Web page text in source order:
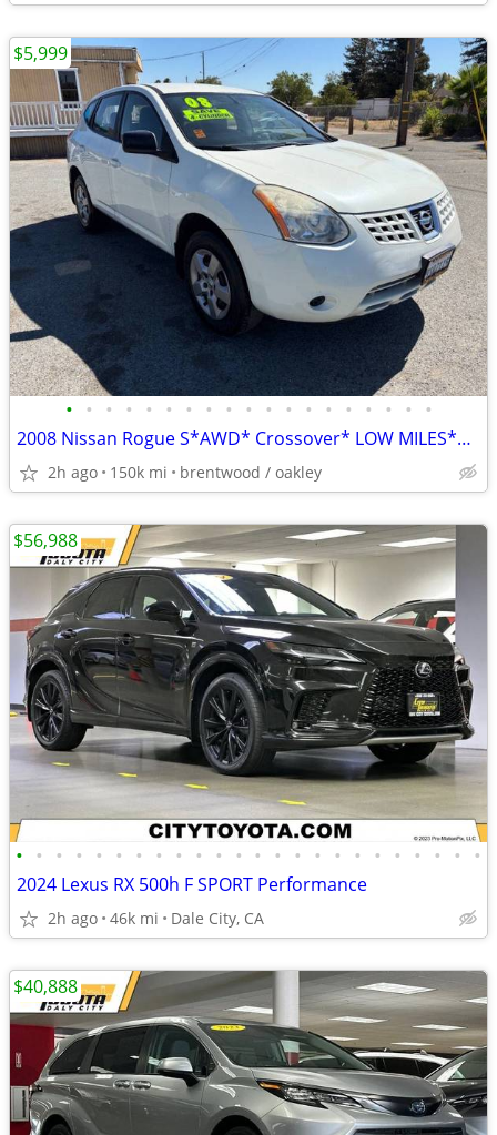
• • • • • • • • • • • • • • • • • • •
2008 Nissan Rogue S*AWD* Crossover* LOW MILES*WE FINANCE ALL CREDIT~
2h ago 150k mi brentwood / oakley
$5,999
• • • • • • • • • • • • • • • • • • • • • • • •
2024 Lexus RX 500h F SPORT Performance
2h ago 46k mi Dale City, CA
$56,988
$40,888